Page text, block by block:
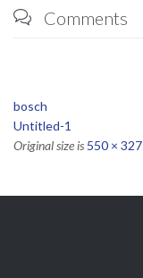
 Comments
bosch
Untitled-1
Original size is 550 × 327